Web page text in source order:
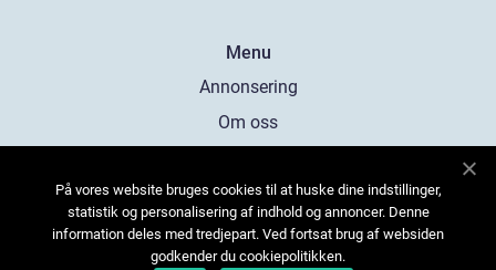
Menu
Annonsering
Om oss
Kontakta oss
Sitemap
På vores website bruges cookies til at huske dine indstillinger,
statistik og personalisering af indhold og annoncer. Denne
information deles med tredjepart. Ved fortsat brug af websiden
godkender du cookiepolitikken.